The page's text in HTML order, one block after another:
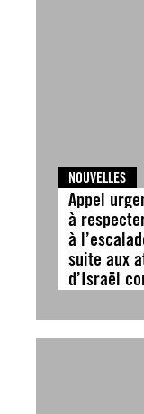
NOUVELLES
Appel
à
à
suite aux
d’Israël